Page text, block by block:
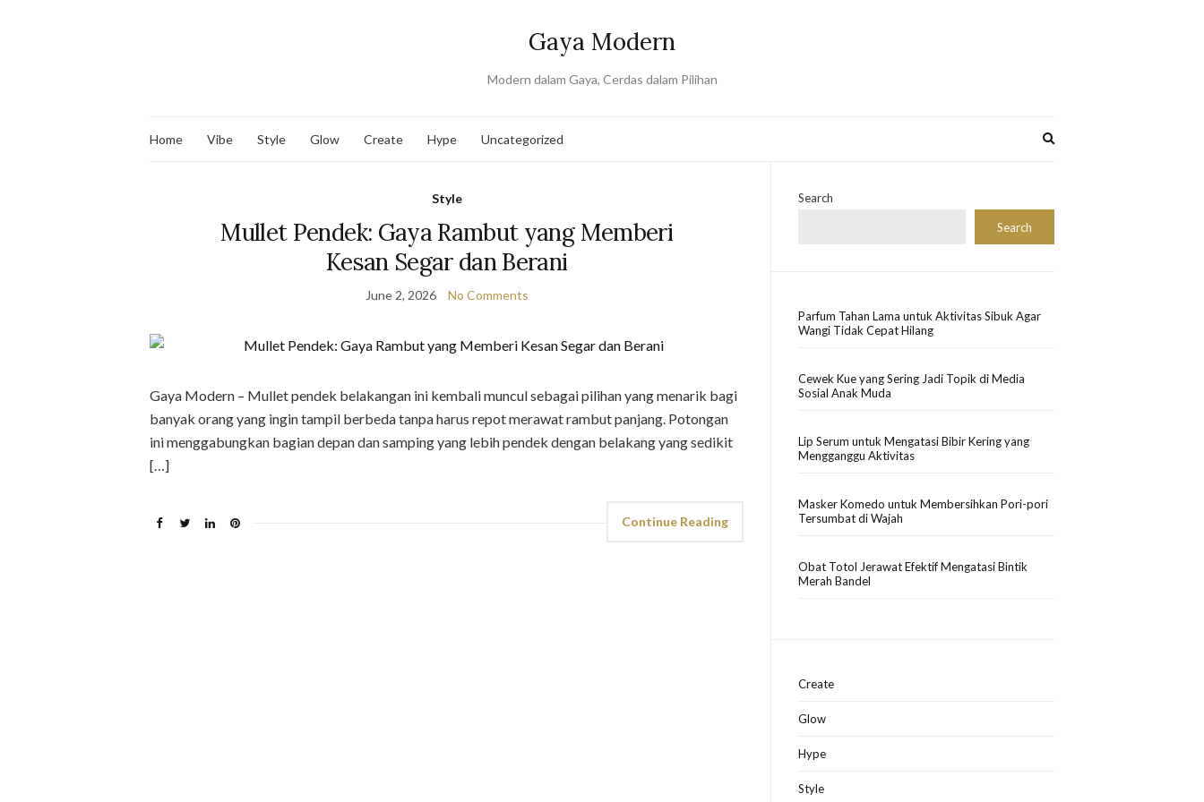
Gaya Modern
Modern dalam Gaya, Cerdas dalam Pilihan
Home Vibe Style Glow Create Hype Uncategorized
Style
Mullet Pendek: Gaya Rambut yang Memberi
Kesan Segar dan Berani
June 2, 2026 No Comments
Gaya Modern – Mullet pendek belakangan ini kembali muncul sebagai pilihan yang menarik bagi
banyak orang yang ingin tampil berbeda tanpa harus repot merawat rambut panjang. Potongan
ini menggabungkan bagian depan dan samping yang lebih pendek dengan belakang yang sedikit
[…]
Continue Reading
Search
Search
Parfum Tahan Lama untuk Aktivitas Sibuk Agar
Wangi Tidak Cepat Hilang
Cewek Kue yang Sering Jadi Topik di Media
Sosial Anak Muda
Lip Serum untuk Mengatasi Bibir Kering yang
Mengganggu Aktivitas
Masker Komedo untuk Membersihkan Pori-pori
Tersumbat di Wajah
Obat Totol Jerawat Efektif Mengatasi Bintik
Merah Bandel
Create
Glow
Hype
Style